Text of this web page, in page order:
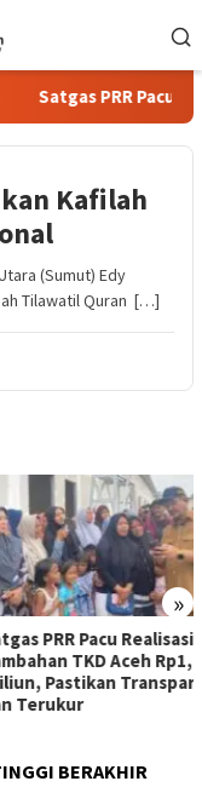
PRR Pacu
Kafilah
(Sumut) Edy
Tilawatil Quran […]
»
Pacu Realisasi
TKD Aceh Rp1,65
Pastikan Transparan
BERAKHIR